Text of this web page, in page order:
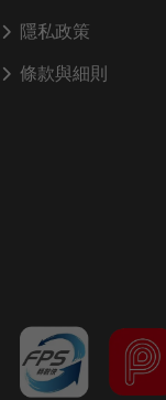
隱私政策
條款與細則